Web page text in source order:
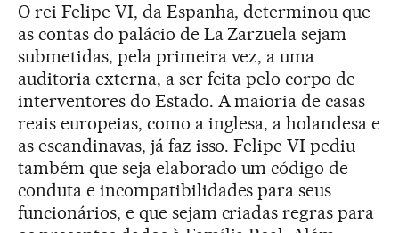
O rei Felipe VI, da Espanha, determinou que
as contas do palácio de La Zarzuela sejam
submetidas, pela primeira vez, a uma
auditoria externa, a ser feita pelo corpo de
interventores do Estado. A maioria de casas
reais europeias, como a inglesa, a holandesa e
as escandinavas, já faz isso. Felipe VI pediu
também que seja elaborado um código de
conduta e incompatibilidades para seus
funcionários, e que sejam criadas regras para